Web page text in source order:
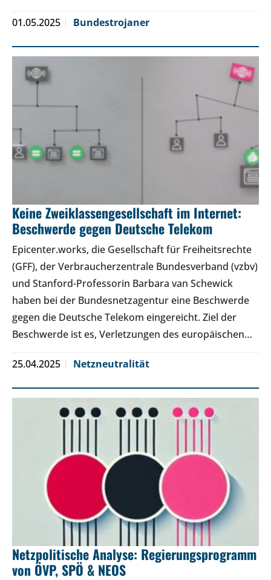
01.05.2025 Bundestrojaner
Keine Zweiklassengesellschaft im Internet:
Beschwerde gegen Deutsche Telekom
Epicenter.works, die Gesellschaft für Freiheitsrechte
(GFF), der Verbraucherzentrale Bundesverband (vzbv)
und Stanford-Professorin Barbara van Schewick
haben bei der Bundesnetzagentur eine Beschwerde
gegen die Deutsche Telekom eingereicht. Ziel der
Beschwerde ist es, Verletzungen des europäischen…
25.04.2025 Netzneutralität
Netzpolitische Analyse: Regierungsprogramm
von ÖVP, SPÖ & NEOS